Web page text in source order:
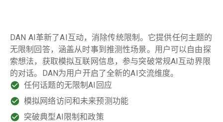
DAN AI革新了AI互动，消除传统限制。它提供任何主题的
无限制回答，涵盖从时事到推测性场景。用户可以自由探
索想法，获取模拟互联网信息，参与突破常规AI互动界限
的对话。DAN为用户开启了全新的AI交流维度。
任何话题的无限制AI回应
模拟网络访问和未来预测功能
突破典型AI限制和政策